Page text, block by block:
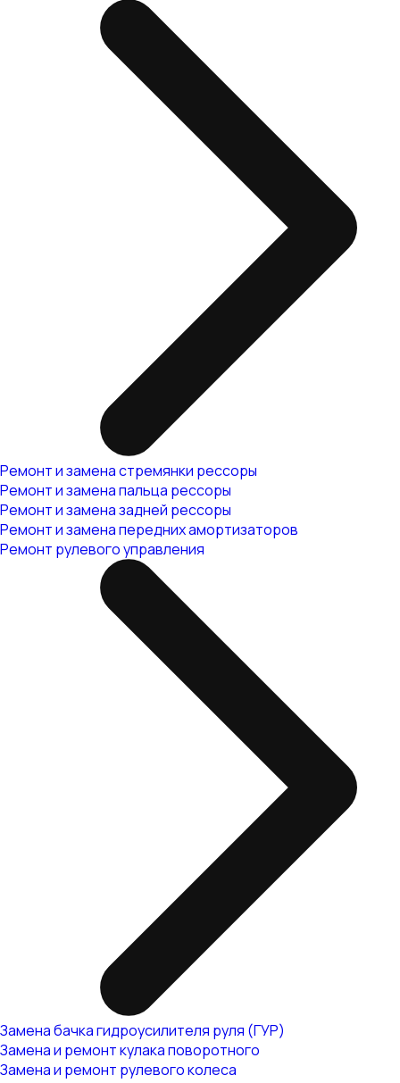
Ремонт и замена стремянки рессоры
Ремонт и замена пальца рессоры
Ремонт и замена задней рессоры
Ремонт и замена передних амортизаторов
Ремонт рулевого управления
Замена бачка гидроусилителя руля (ГУР)
Замена и ремонт кулака поворотного
Замена и ремонт рулевого колеса